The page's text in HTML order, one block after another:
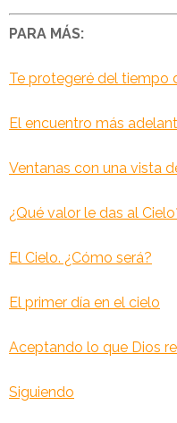
PARA MÁS:
Te protegeré del tiempo
El encuentro más
Ventanas con una vista
¿Qué valor le das al
El Cielo. ¿Cómo será?
El primer día en el cielo
Aceptando lo que Dios
Siguiendo